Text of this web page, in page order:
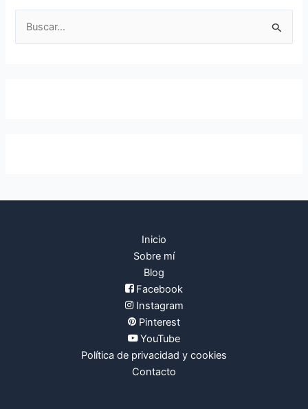
Inicio
Sobre mí
Blog
Facebook
Instagram
Pinterest
YouTube
Política de privacidad y cookies
Contacto